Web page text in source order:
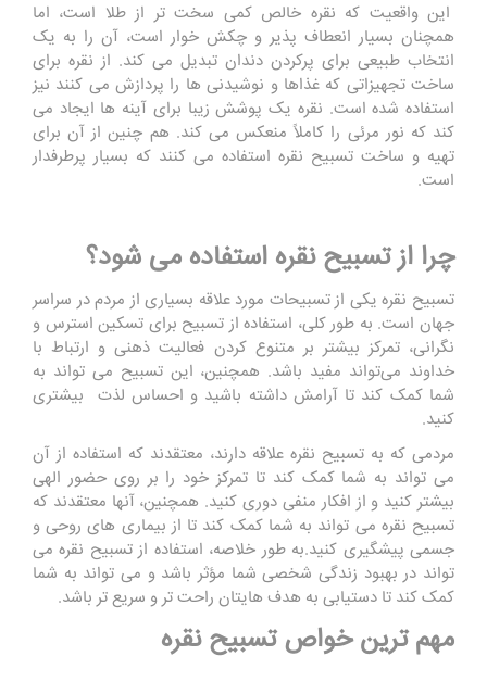
این واقعیت که نقره خالص کمی سخت تر از طلا است، اما
همچنان بسیار انعطاف پذیر و چکش خوار است، آن را به یک
انتخاب طبیعی برای پرکردن دندان تبدیل می کند. از نقره برای
ساخت تجهیزاتی که غذاها و نوشیدنی ها را پردازش می کنند نیز
استفاده شده است. نقره یک پوشش زیبا برای آینه ها ایجاد می
کند که نور مرئی را کاملاً منعکس می کند. هم چنین از آن برای
تهیه و ساخت تسبیح نقره استفاده می کنند که بسیار پرطرفدار
است.
چرا از تسبیح نقره استفاده می شود؟
تسبیح نقره یکی از تسبیحات مورد علاقه بسیاری از مردم در سراسر
جهان است. به طور کلی، استفاده از تسبیح برای تسکین استرس و
نگرانی، تمرکز بیشتر بر متنوع کردن فعالیت ذهنی و ارتباط با
خداوند می‌تواند مفید باشد. همچنین، این تسبیح می ‌تواند به
شما کمک کند تا آرامش داشته باشید و احساس لذت بیشتری
کنید.
مردمی که به تسبیح نقره علاقه دارند، معتقدند که استفاده از آن
می ‌تواند به شما کمک کند تا تمرکز خود را بر روی حضور الهی
بیشتر کنید و از افکار منفی دوری کنید. همچنین، آنها معتقدند که
تسبیح نقره می ‌تواند به شما کمک کند تا از بیماری‌ های روحی و
جسمی پیشگیری کنید.به طور خلاصه، استفاده از تسبیح نقره می
‌تواند در بهبود زندگی شخصی شما مؤثر باشد و می ‌تواند به شما
کمک کند تا دستیابی به هدف ‌هایتان راحت ‌تر و سریع ‌تر باشد.
مهم ترین خواصتسبیح نقره